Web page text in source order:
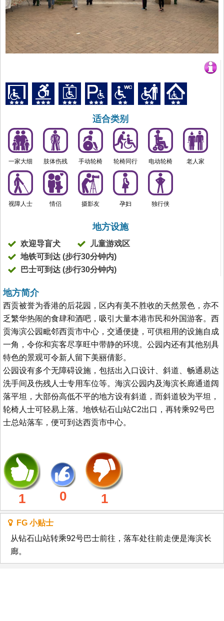
适合类别
一家大细 肢体伤残 手动轮椅 轮椅同行 电动轮椅 老人家
视障人士 情侣 摄影友 孕妇 独行侠
地方设施
欢迎导盲犬
儿童游戏区
地铁可到达 (步行30分钟内)
巴士可到达 (步行30分钟内)
地方简介
西贡被誉为香港的后花园，区内有美不胜收的天然景色，亦不
乏繁华热闹的食肆和酒吧，吸引大量本港市民和外国游客。西
贡海滨公园毗邻西贡市中心，交通便捷，可供租用的设施自成
一角，令你和宾客尽享旺中带静的环境。公园内还有其他别具
特色的景观可令新人留下美丽倩影。
公园设有多个无障碍设施，包括出入口设计、斜道、畅通易达
洗手间及伤残人士专用车位等。海滨公园内及海滨长廊通道阔
落平坦，大部份高低不平的地方设有斜道，而斜道较为平坦，
轮椅人士可轻易上落。地铁钻石山站C2出口，再转乘92号巴
士总站落车，便可到达西贡市中心。
1 0 1
FG 小贴士
从钻石山站转乘92号巴士前往，落车处往前走便是海滨长
廊。